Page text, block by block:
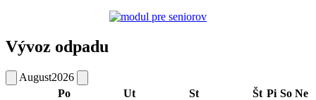
Vývoz odpadu
August2026
Po
Ut St Št Pi So Ne